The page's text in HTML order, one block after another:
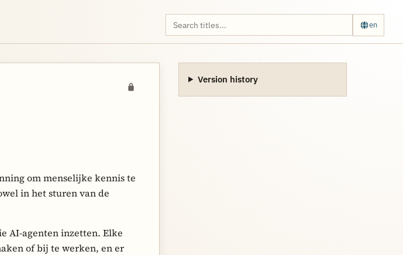
en
om menselijke kennis te
in het sturen van de
AI-agenten inzetten. Elke
of bij te werken, en er
Version history